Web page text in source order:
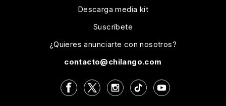
Descarga media kit
Suscríbete
¿Quieres anunciarte con nosotros?
contacto@chilango.com